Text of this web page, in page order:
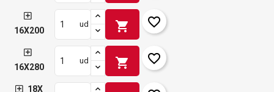
16X200
ud shopping_cart favorite_border
16X280
ud shopping_cart favorite_border
18X